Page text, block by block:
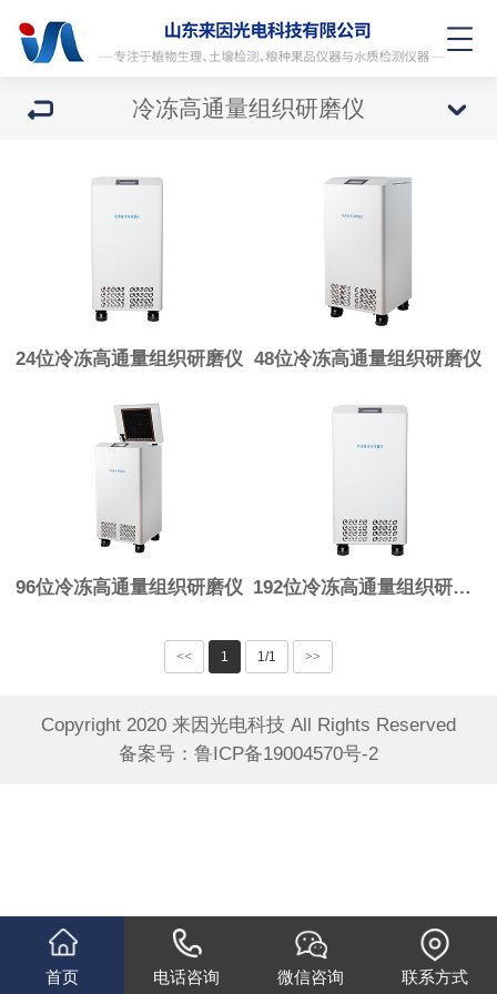
冷冻高通量组织研磨仪
24位冷冻高通量组织研磨仪 48位冷冻高通量组织研磨仪
96位冷冻高通量组织研磨仪 192位冷冻高通量组织研磨仪
<< 1 1/1 >>
Copyright 2020 来因光电科技 All Rights Reserved
备案号： 鲁ICP备19004570号-2
首页 电话咨询 微信咨询 联系方式